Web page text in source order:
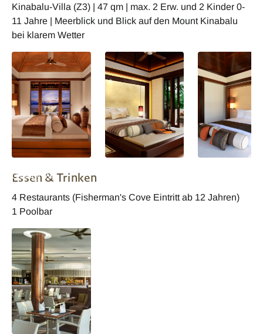
Kinabalu-Villa (Z3) | 47 qm | max. 2 Erw. und 2 Kinder 0-
11 Jahre | Meerblick und Blick auf den Mount Kinabalu
bei klarem Wetter
Canopy Villa
Essen & Trinken
4 Restaurants (Fisherman's Cove Eintritt ab 12 Jahren)
1 Poolbar